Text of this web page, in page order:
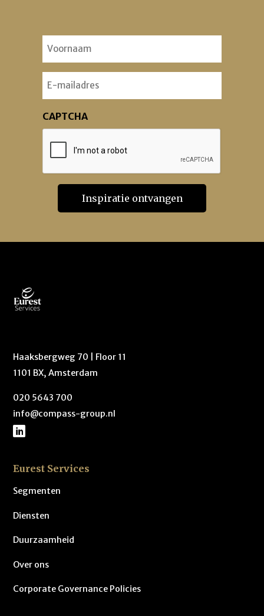
Voornaam
Email
CAPTCHA
Haaksbergweg 70 | Floor 11
1101 BX, Amsterdam
020 5643 700
info@compass-group.nl
Eurest Services
Segmenten
Diensten
Duurzaamheid
Over ons
Corporate Governance Policies